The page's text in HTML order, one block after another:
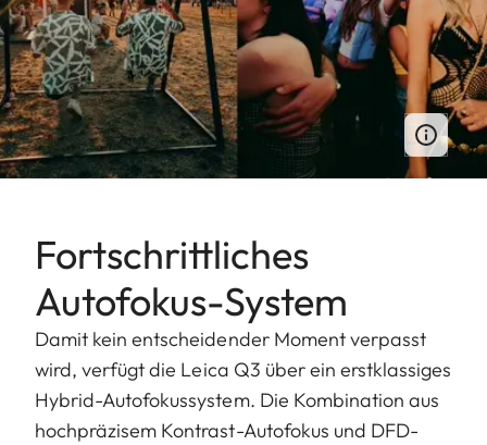
Fortschrittliches
Autofokus-System
Damit kein entscheidender Moment verpasst
wird, verfügt die Leica Q3 über ein erstklassiges
Hybrid-Autofokussystem. Die Kombination aus
hochpräzisem Kontrast-Autofokus und DFD-